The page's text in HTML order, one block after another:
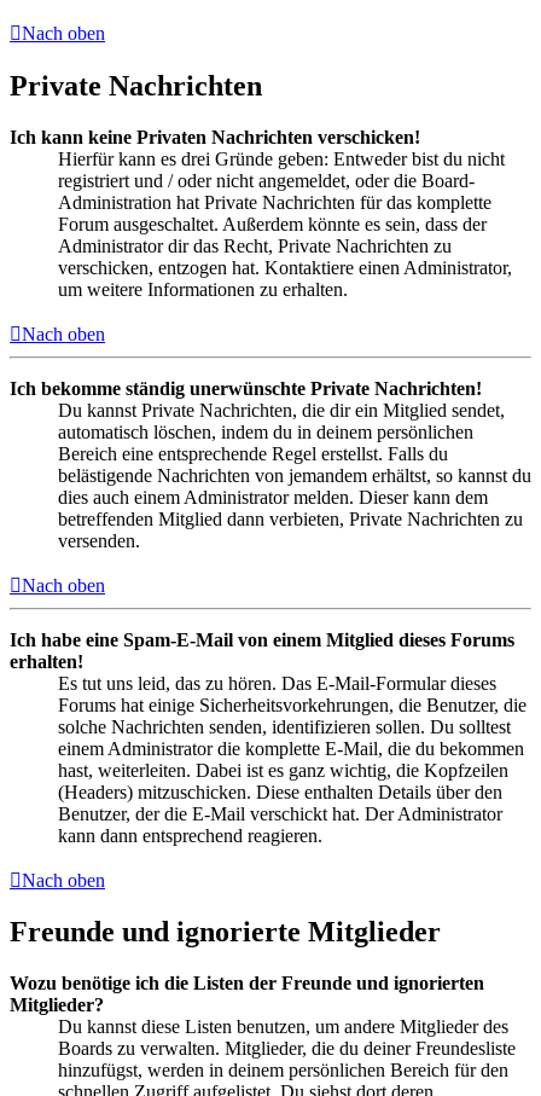
Nach oben
Private Nachrichten
Ich kann keine Privaten Nachrichten verschicken!
Hierfür kann es drei Gründe geben: Entweder bist du nicht
registriert und / oder nicht angemeldet, oder die Board-
Administration hat Private Nachrichten für das komplette
Forum ausgeschaltet. Außerdem könnte es sein, dass der
Administrator dir das Recht, Private Nachrichten zu
verschicken, entzogen hat. Kontaktiere einen Administrator,
um weitere Informationen zu erhalten.
Nach oben
Ich bekomme ständig unerwünschte Private Nachrichten!
Du kannst Private Nachrichten, die dir ein Mitglied sendet,
automatisch löschen, indem du in deinem persönlichen
Bereich eine entsprechende Regel erstellst. Falls du
belästigende Nachrichten von jemandem erhältst, so kannst du
dies auch einem Administrator melden. Dieser kann dem
betreffenden Mitglied dann verbieten, Private Nachrichten zu
versenden.
Nach oben
Ich habe eine Spam-E-Mail von einem Mitglied dieses Forums
erhalten!
Es tut uns leid, das zu hören. Das E-Mail-Formular dieses
Forums hat einige Sicherheitsvorkehrungen, die Benutzer, die
solche Nachrichten senden, identifizieren sollen. Du solltest
einem Administrator die komplette E-Mail, die du bekommen
hast, weiterleiten. Dabei ist es ganz wichtig, die Kopfzeilen
(Headers) mitzuschicken. Diese enthalten Details über den
Benutzer, der die E-Mail verschickt hat. Der Administrator
kann dann entsprechend reagieren.
Nach oben
Freunde und ignorierte Mitglieder
Wozu benötige ich die Listen der Freunde und ignorierten
Mitglieder?
Du kannst diese Listen benutzen, um andere Mitglieder des
Boards zu verwalten. Mitglieder, die du deiner Freundesliste
hinzufügst, werden in deinem persönlichen Bereich für den